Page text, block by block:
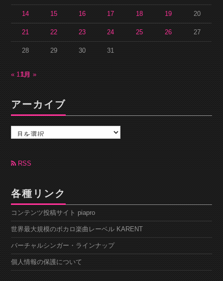
14 15 16 17 18 19 20
21 22 23 24 25 26 27
28 29 30 31
« 11月1月 »
アーカイブ
カ
ブRSS
各種リンク
コンテンツ投稿サイト piapro
世界最大規模のボカロ楽曲レーベル KARENT
バーチャルシンガー・ラインナップ
個人情報の保護について